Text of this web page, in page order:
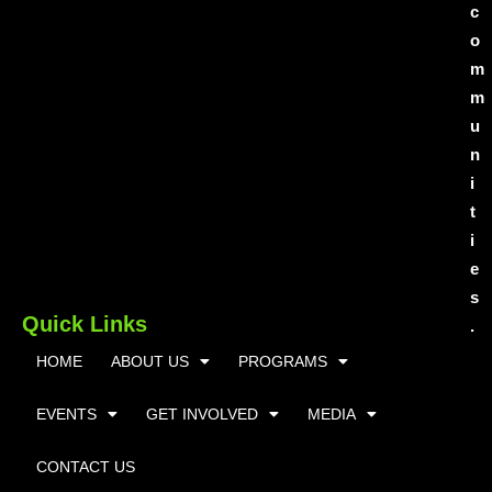
c
o
m
m
u
n
i
t
i
e
s
.
Quick Links
HOME ABOUT US PROGRAMS
EVENTS GET INVOLVED MEDIA
CONTACT US